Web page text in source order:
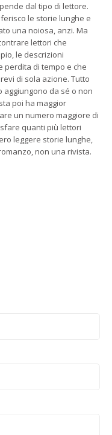
dal tipo di lettore.
le storie lunghe e
una noiosa, anzi. Ma
lettori che
le descrizioni
perdita di tempo e che
di sola azione. Tutto
aggiungono da sé o non
poi ha maggior
un numero maggiore di
quanti più lettori
leggere storie lunghe,
non una rivista.